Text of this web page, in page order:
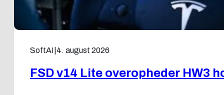
SoftAI 4. august 2026
FSD v14 Lite overopheder HW3